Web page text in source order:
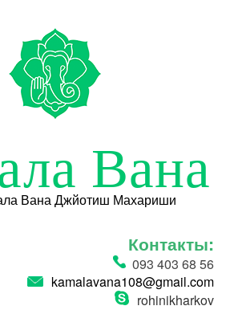
Вана
Вана Джйотиш Махариши
Контакты:
093 403 68 56
kamalavana108@gmail.com
rohinikharkov